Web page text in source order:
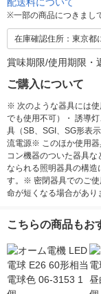
※一部の商品につきまし
在庫確認住所：東京都
賞味期限/使用期限・
ご購入について
※ 次のような器具には
でも使用不可）・ 誘導
具（SB、SGI、SG形表
流電源※ このほか使用器
コン機器のついた器具
なられる照明器具の構造
す。※ 密閉器具でのご使
命が短くなる場合があり
こちらの商品もお